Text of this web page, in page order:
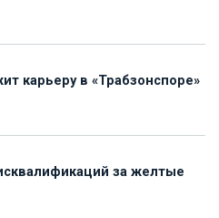
карьеру в «Трабзонспоре»
за желтые